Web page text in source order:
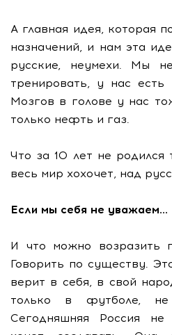
А главная идея, которая
назначений, и нам эта
русские, неумехи. Мы
тренировать, у нас
Мозгов в голове у нас
только нефть и газ.
Что за 10 лет не
весь мир хохочет, над
Если мы себя не уважаем…
И что можно возразить
Говорить по существу.
верит в себя, в свой
только в футболе,
Сегодняшняя Россия